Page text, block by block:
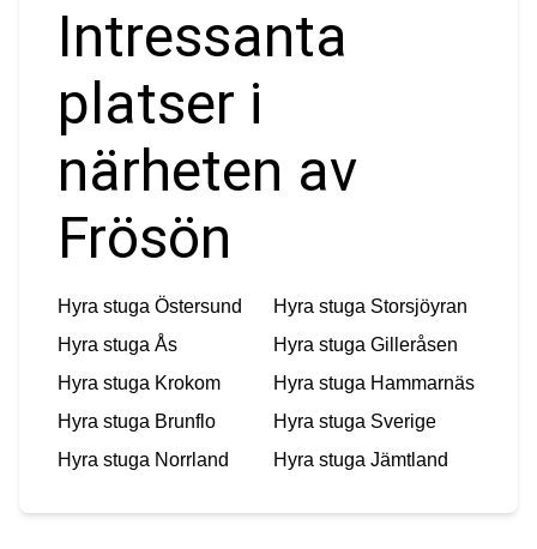
Intressanta
platser i
närheten av
Frösön
Hyra stuga Östersund Hyra stuga Storsjöyran
Hyra stuga Ås Hyra stuga Gilleråsen
Hyra stuga Krokom Hyra stuga Hammarnäs
Hyra stuga Brunflo Hyra stuga Sverige
Hyra stuga Norrland Hyra stuga Jämtland